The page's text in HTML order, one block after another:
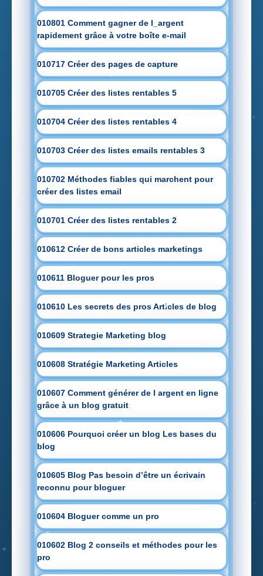
010801 Comment gagner de l_argent
rapidement grâce à votre boîte e-mail
010717 Créer des pages de capture
010705 Créer des listes rentables 5
010704 Créer des listes rentables 4
010703 Créer des listes emails rentables 3
010702 Méthodes fiables qui marchent pour
créer des listes email
010701 Créer des listes rentables 2
010612 Créer de bons articles marketings
010611 Bloguer pour les pros
010610 Les secrets des pros Articles de blog
010609 Strategie Marketing blog
010608 Stratégie Marketing Articles
010607 Comment générer de l argent en ligne
grâce à un blog gratuit
010606 Pourquoi créer un blog Les bases du
blog
010605 Blog Pas besoin d’être un écrivain
reconnu pour bloguer
010604 Bloguer comme un pro
010602 Blog 2 conseils et méthodes pour les
pro